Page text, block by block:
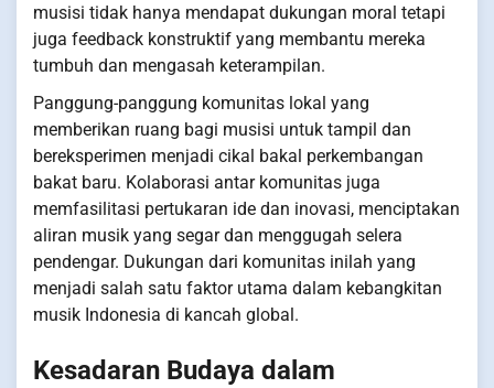
musisi tidak hanya mendapat dukungan moral tetapi
juga feedback konstruktif yang membantu mereka
tumbuh dan mengasah keterampilan.
Panggung-panggung komunitas lokal yang
memberikan ruang bagi musisi untuk tampil dan
bereksperimen menjadi cikal bakal perkembangan
bakat baru. Kolaborasi antar komunitas juga
memfasilitasi pertukaran ide dan inovasi, menciptakan
aliran musik yang segar dan menggugah selera
pendengar. Dukungan dari komunitas inilah yang
menjadi salah satu faktor utama dalam kebangkitan
musik Indonesia di kancah global.
Kesadaran Budaya dalam